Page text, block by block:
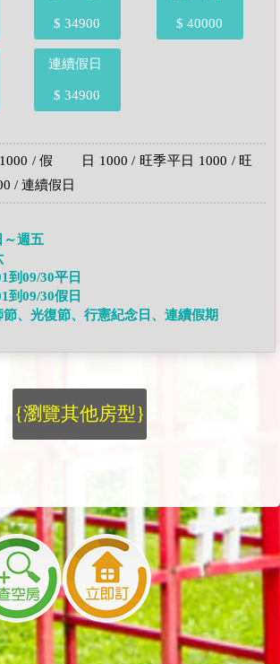
$ 34900 $ 40000
連續假日
$ 34900
/ 假 日 1000 / 旺季平日 1000 / 旺
/ 連續假日
週五
到09/30平日
到09/30假日
、光復節、行憲紀念日、連續假期
{瀏覽其他房型}